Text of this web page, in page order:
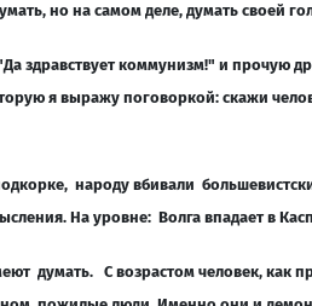
но на самом деле, думать своей
здравствует коммунизм!" и прочую
я выражу поговоркой: скажи
народу вбивали
На уровне: Волга впадает в
думать. С возрастом человек, как